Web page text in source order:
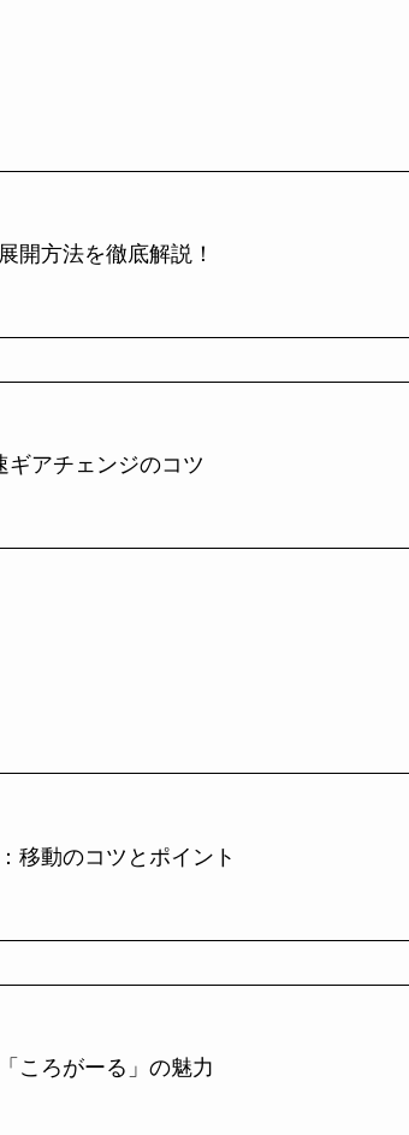
開方法を徹底解説！
ギアチェンジのコツ
移動のコツとポイント
ころがーる」の魅力